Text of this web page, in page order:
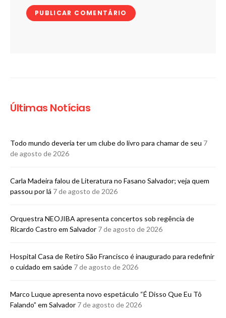
Últimas Notícias
Todo mundo deveria ter um clube do livro para chamar de seu 7
de agosto de 2026
Carla Madeira falou de Literatura no Fasano Salvador; veja quem
passou por lá 7 de agosto de 2026
Orquestra NEOJIBA apresenta concertos sob regência de
Ricardo Castro em Salvador 7 de agosto de 2026
Hospital Casa de Retiro São Francisco é inaugurado para redefinir
o cuidado em saúde 7 de agosto de 2026
Marco Luque apresenta novo espetáculo “É Disso Que Eu Tô
Falando” em Salvador 7 de agosto de 2026